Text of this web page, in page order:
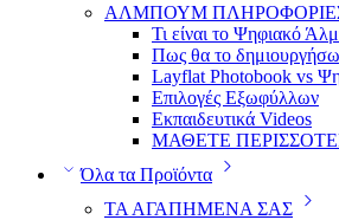
ΑΛΜΠΟΥΜ
Τι είναι το Ψηφιακό
Πως θα το
Layflat Photobook vs
Επιλογές Εξωφύλλων
Εκπαιδευτικά Videos
ΜΑΘΕΤΕ
Όλα τα Προϊόντα
ΤΑ ΑΓΑΠΗΜΕΝΑ ΣΑΣ